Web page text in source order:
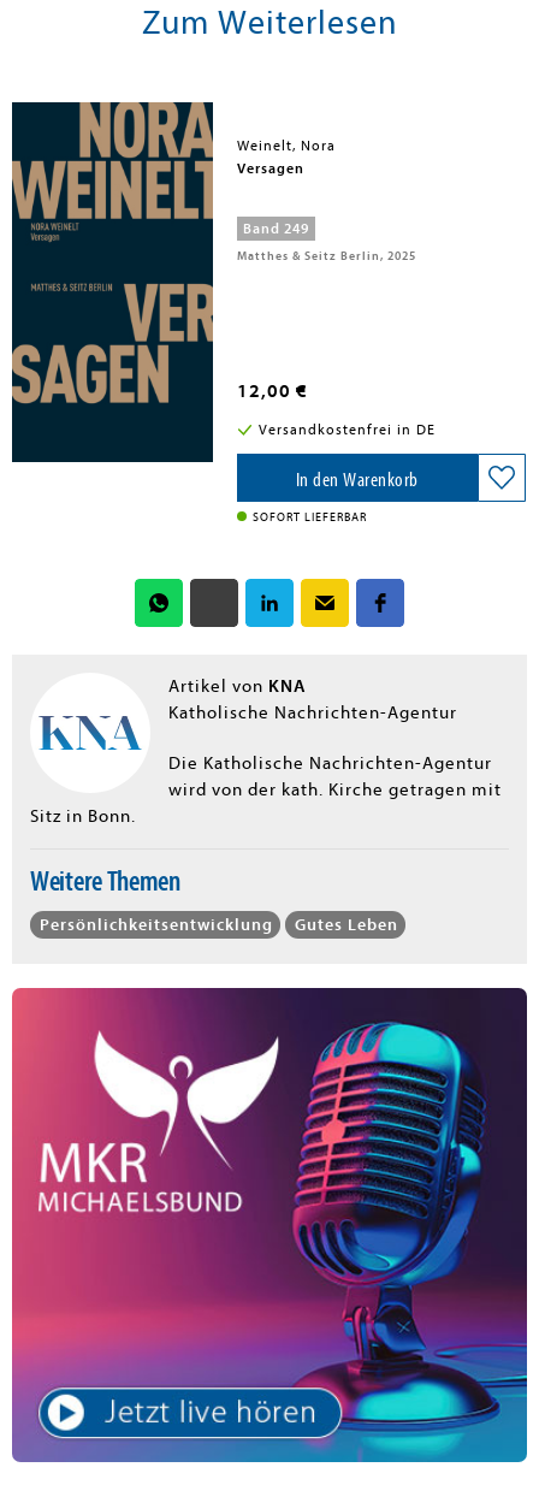
Zum Weiterlesen
Weinelt, Nora
Versagen
Band 249
Matthes & Seitz Berlin, 2025
12,00 €
Versandkostenfrei in DE
In den Warenkorb
SOFORT LIEFERBAR
Artikel von KNA
Katholische Nachrichten-Agentur
Die Katholische Nachrichten-Agentur
wird von der kath. Kirche getragen mit
Sitz in Bonn.
Weitere Themen
Persönlichkeitsentwicklung Gutes Leben